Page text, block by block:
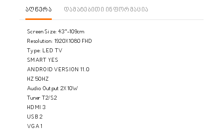
აღწერა დამატებითი ინფორმაცია
Screen Size: 43″-109cm
Resolution: 1920X1080 FHD
Type: LED TV
SMART YES
ANDROID VERSION 11.0
HZ 50HZ
Audio Output 2X10W
Tuner T2/S2
HDMI 3
USB 2
VGA 1